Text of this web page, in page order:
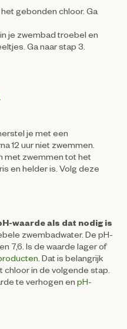
gebonden chloor. Ga
je zwembad troebel en
Ga naar stap 3.
je met een
12 uur niet zwemmen.
met zwemmen tot het
en helder is. Volg deze
waarde als dat nodig is
zwembadwater. De pH-
7,6. Is de waarde lager of
. Dat is belangrijk
in de volgende stap.
te verhogen en pH-